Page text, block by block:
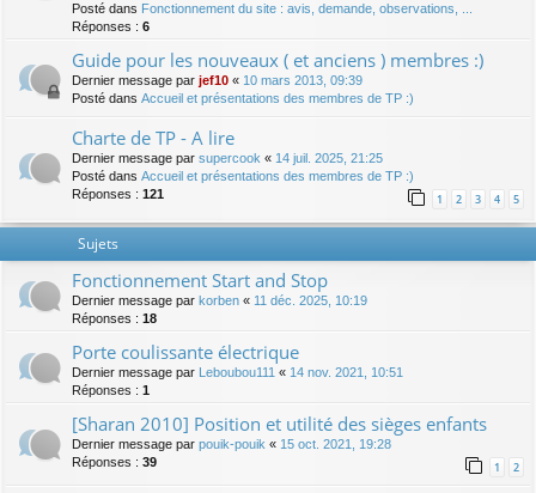
Posté dans Fonctionnement du site : avis, demande, observations, ...
Réponses : 6
Guide pour les nouveaux ( et anciens ) membres :)
Dernier message par jef10 « 10 mars 2013, 09:39
Posté dans Accueil et présentations des membres de TP :)
Charte de TP - A lire
Dernier message par supercook « 14 juil. 2025, 21:25
Posté dans Accueil et présentations des membres de TP :)
Réponses : 121 1 2 3 4 5
Sujets
Fonctionnement Start and Stop
Dernier message par korben « 11 déc. 2025, 10:19
Réponses : 18
Porte coulissante électrique
Dernier message par Leboubou111 « 14 nov. 2021, 10:51
Réponses : 1
[Sharan 2010] Position et utilité des sièges enfants
Dernier message par pouik-pouik « 15 oct. 2021, 19:28
Réponses : 39 1 2